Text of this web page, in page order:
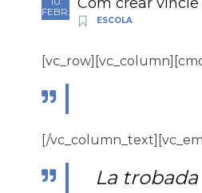
FEBR.
ESCOLA
[/
La trobada